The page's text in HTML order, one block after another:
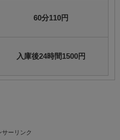
60分110円
入庫後24時間1500円
サーリンク